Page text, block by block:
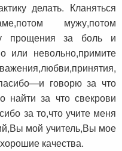
делать. Кланяться
мужу,потом
прощения за боль и
или невольно,примите
говорю за что
найти за что свекрови
за то,что учите меня
мой учитель,Вы мое
качества.